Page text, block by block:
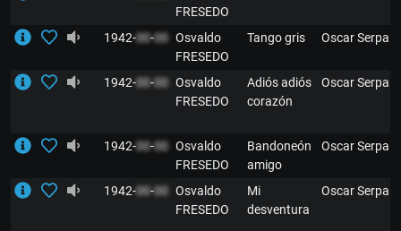
FRESEDO
1942-00-00 Osvaldo
FRESEDO
Tango gris Oscar Serpa
1942-00-00 Osvaldo
FRESEDO
Adiós adiós
corazón
Oscar Serpa
1942-00-00 Osvaldo
FRESEDO
Bandoneón
amigo
Oscar Serpa
1942-00-00 Osvaldo
FRESEDO
Mi
desventura
Oscar Serpa